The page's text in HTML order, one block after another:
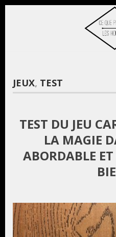
JEUX, TEST
TEST DU JEU
LA MAGIE
ABORDABLE